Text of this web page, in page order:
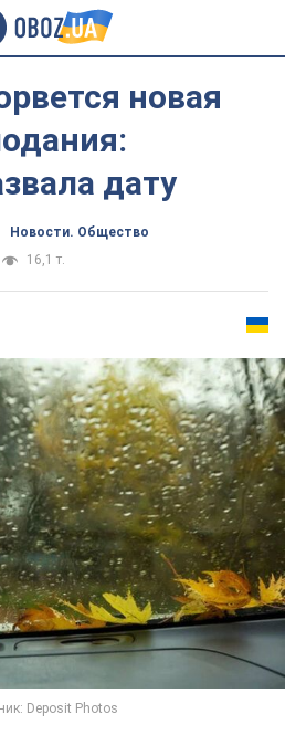
новая
дату
Новости. Общество
16,1 т.